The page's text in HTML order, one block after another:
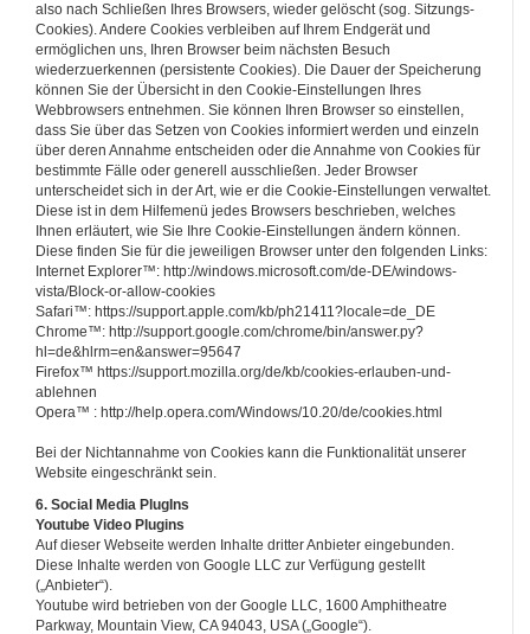
also nach Schließen Ihres Browsers, wieder gelöscht (sog. Sitzungs-
Cookies). Andere Cookies verbleiben auf Ihrem Endgerät und
ermöglichen uns, Ihren Browser beim nächsten Besuch
wiederzuerkennen (persistente Cookies). Die Dauer der Speicherung
können Sie der Übersicht in den Cookie-Einstellungen Ihres
Webbrowsers entnehmen. Sie können Ihren Browser so einstellen,
dass Sie über das Setzen von Cookies informiert werden und einzeln
über deren Annahme entscheiden oder die Annahme von Cookies für
bestimmte Fälle oder generell ausschließen. Jeder Browser
unterscheidet sich in der Art, wie er die Cookie-Einstellungen verwaltet.
Diese ist in dem Hilfemenü jedes Browsers beschrieben, welches
Ihnen erläutert, wie Sie Ihre Cookie-Einstellungen ändern können.
Diese finden Sie für die jeweiligen Browser unter den folgenden Links:
Internet Explorer™: http://windows.microsoft.com/de-DE/windows-
vista/Block-or-allow-cookies
Safari™: https://support.apple.com/kb/ph21411?locale=de_DE
Chrome™: http://support.google.com/chrome/bin/answer.py?
hl=de&hlrm=en&answer=95647
Firefox™ https://support.mozilla.org/de/kb/cookies-erlauben-und-
ablehnen
Opera™ : http://help.opera.com/Windows/10.20/de/cookies.html
Bei der Nichtannahme von Cookies kann die Funktionalität unserer
Website eingeschränkt sein.
6. Social Media PlugIns
Youtube Video Plugins
Auf dieser Webseite werden Inhalte dritter Anbieter eingebunden.
Diese Inhalte werden von Google LLC zur Verfügung gestellt
(„Anbieter“).
Youtube wird betrieben von der Google LLC, 1600 Amphitheatre
Parkway, Mountain View, CA 94043, USA („Google“).